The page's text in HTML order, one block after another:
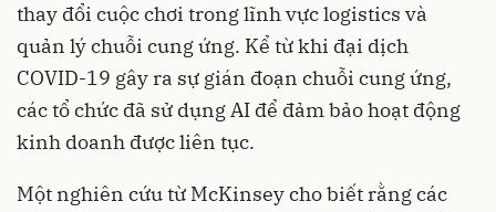
thay đổi cuộc chơi trong lĩnh vực logistics và
quản lý chuỗi cung ứng. Kể từ khi đại dịch
COVID-19 gây ra sự gián đoạn chuỗi cung ứng,
các tổ chức đã sử dụng AI để đảm bảo hoạt động
kinh doanh được liên tục.
Một nghiên cứu từ McKinsey cho biết rằng các